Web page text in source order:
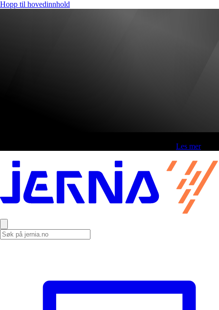
Hopp til hovedinnhold
Les mer